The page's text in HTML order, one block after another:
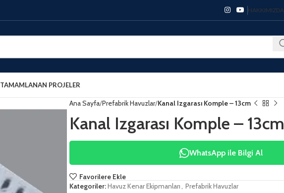
HAKKIMIZDA
TAMAMLANAN PROJELER
Ana Sayfa Prefabrik Havuzlar Kanal Izgarası Komple – 13cm
Kanal Izgarası Komple – 13cm
WhatsApp ile Bilgi Al
Favorilere Ekle
Kategoriler:Havuz Kenar Ekipmanları, Prefabrik Havuzlar